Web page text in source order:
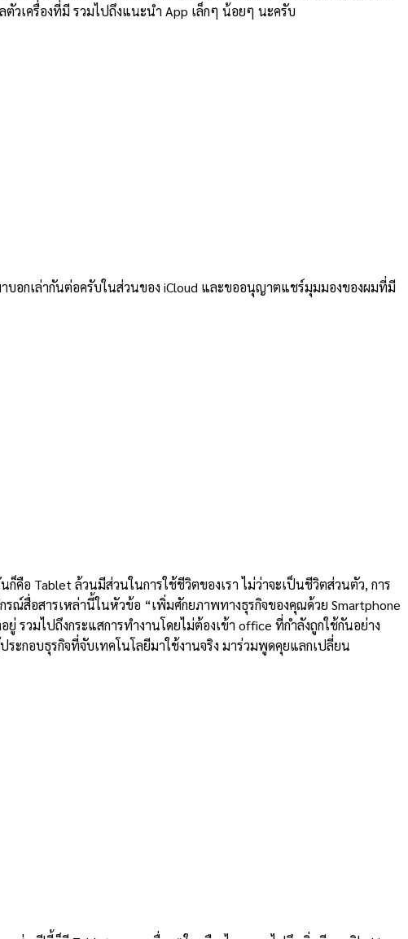
วเครื่องที่มี รวมไปถึงแนะนำ App เล็กๆ น้อยๆ นะครับ
บอกเล่ากันต่อครับในส่วนของ iCloud และขออนุญาตแชร์มุมมองของผมที่มี
อ Tablet ล้วนมีส่วนในการใช้ชีวิตของเรา ไม่ว่าจะเป็นชีวิตส่วนตัว, การ
ณ์สื่อสารเหล่านี้ในหัวข้อ “เพิ่มศักยภาพทางธุรกิจของคุณด้วย Smartphone
รวมไปถึงกระแสการทำงานโดยไม่ต้องเข้า office ที่กำลังถูกใช้กันอย่าง
ะกอบธุรกิจที่จับเทคโนโลยีมาใช้งานจริง มาร่วมพูดคุยแลกเปลี่ยน